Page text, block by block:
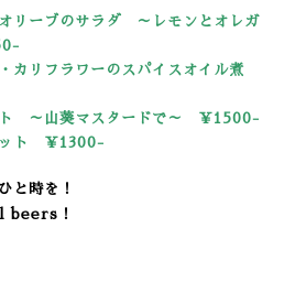
リーブのサラダ ～レモンとオレガ
カリフラワーのスパイスオイル煮
ト ～山葵マスタードで～ ￥1500-
ット ￥1300-
と時を！
！